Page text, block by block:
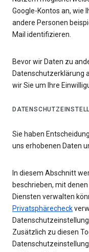
Google-Kontos an, wie
andere Personen
Mail identifizieren.
Bevor wir Daten zu
Datenschutzerklärung
wir Sie um Ihre
Sie haben
uns erhobenen Daten
In diesem Abschnitt
beschrieben, mit
Diensten verwalten
Privatsphärecheck
Zusätzlich zu diesen